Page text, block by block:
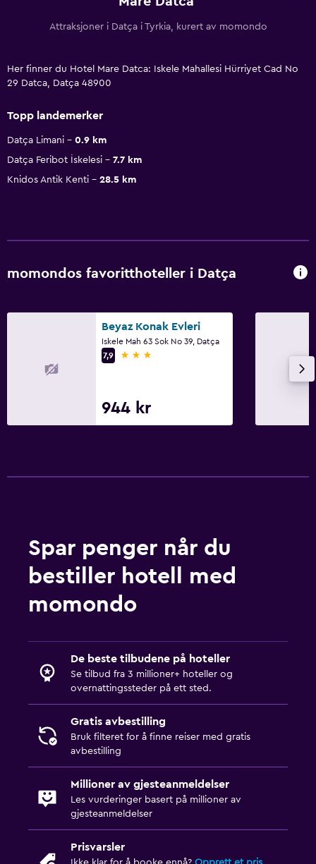
Attraksjoner i Datça i Tyrkia, kurert av momondo
Her finner du Hotel Mare Datca: Iskele Mahallesi Hürriyet Cad No
29 Datca, Datça 48900
Topp landemerker
Datça Limani
0.9 km
Datça Feribot İskelesi
7.7 km
Knidos Antik Kenti
28.5 km
momondos favoritthoteller i Datça
Beyaz Konak Evleri
Iskele Mah 63 Sok No 39, Datça
7,9
3 stjerner
944 kr
Spar penger når du
bestiller hotell med
momondo
De beste tilbudene på hoteller
Se tilbud fra 3 millioner+ hoteller og
overnattingssteder på ett sted.
Gratis avbestilling
Bruk filteret for å finne reiser med gratis
avbestilling
Millioner av gjesteanmeldelser
Les vurderinger basert på millioner av
gjesteanmeldelser
Prisvarsler